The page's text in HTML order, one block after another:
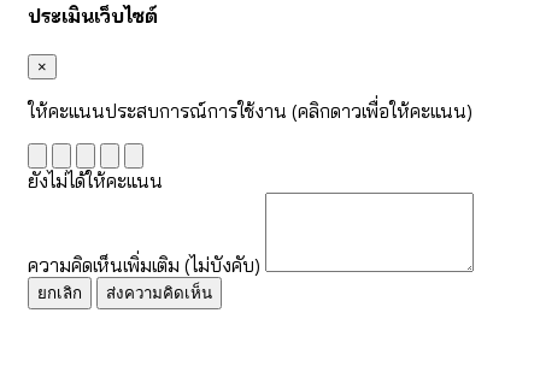
ประเมินเว็บไซต์
×
ให้คะแนนประสบการณ์การใช้งาน (คลิกดาวเพื่อให้คะแนน)
ยังไม่ได้ให้คะแนน
ความคิดเห็นเพิ่มเติม (ไม่บังคับ)
ยกเลิก ส่งความคิดเห็น